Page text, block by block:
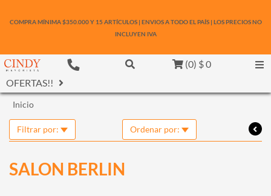
COMPRA MÍNIMA $350.000 Y 15 ARTÍCULOS | ENVIOS A TODO EL PAÍS | LOS PRECIOS NO
INCLUYEN IVA
(0) $ 0
OFERTAS!!
Inicio
Filtrar por: Ordenar por:
SALON BERLIN